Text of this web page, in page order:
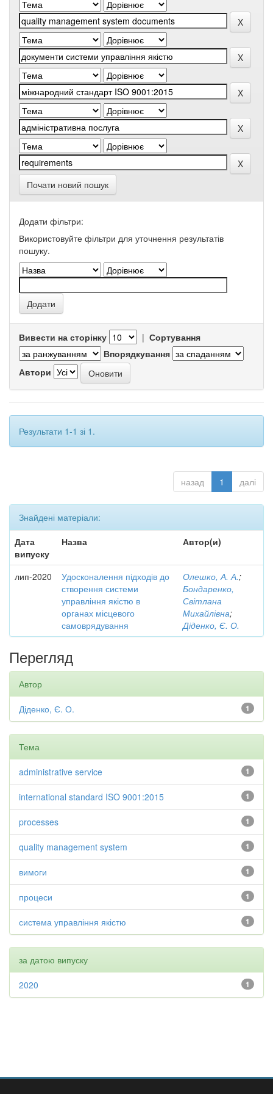
Почати новий пошук
Додати фільтри:
Використовуйте фільтри для уточнення результатів
пошуку.
Вивести на сторінку | Сортування
Впорядкування
Автори
Результати 1-1 зі 1.
назад 1 далі
Знайдені матеріали:
Дата
випуску
Назва Автор(и)
лип-2020
Удосконалення підходів до
створення системи
управління якістю в
органах місцевого
самоврядування
Олешко, А. А.;
Бондаренко,
Світлана
Михайлівна;
Діденко, Є. О.
Перегляд
Автор
1
Діденко, Є. О.
Тема
1
administrative service
1
international standard ISO 9001:2015
1
processes
1
quality management system
1
вимоги
1
процеси
1
система управління якістю
за датою випуску
1
2020